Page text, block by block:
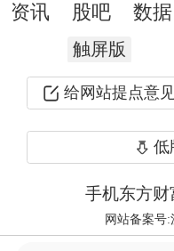
新客户免费领
资讯 股吧 数据
触屏版
给网站提点意
低
手机东方财
网站备案号: